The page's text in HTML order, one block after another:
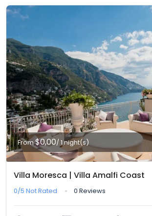
From$0,00/ 1 night(s)
Villa Moresca | Villa Amalfi Coast
0/5 Not Rated 0 Reviews